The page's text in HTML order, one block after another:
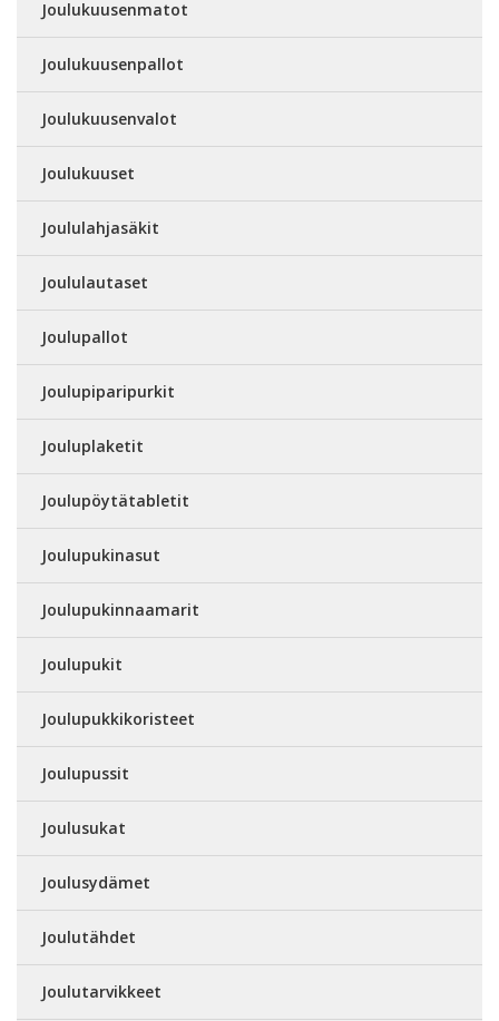
Joulukuusenmatot
Joulukuusenpallot
Joulukuusenvalot
Joulukuuset
Joululahjasäkit
Joululautaset
Joulupallot
Joulupiparipurkit
Jouluplaketit
Joulupöytätabletit
Joulupukinasut
Joulupukinnaamarit
Joulupukit
Joulupukkikoristeet
Joulupussit
Joulusukat
Joulusydämet
Joulutähdet
Joulutarvikkeet